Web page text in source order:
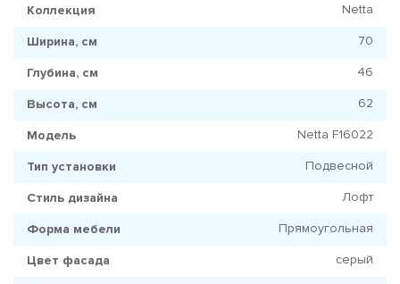
Коллекция Netta
Ширина, см 70
Глубина, см 46
Высота, см 62
Модель Netta F16022
Тип установки Подвесной
Стиль дизайна Лофт
Форма мебели Прямоугольная
Цвет фасада серый